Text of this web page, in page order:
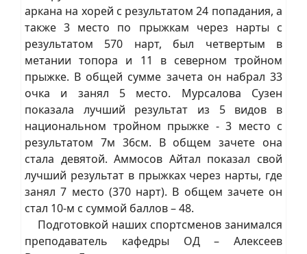
аркана на хорей с результатом 24 попадания, а
также 3 место по прыжкам через нарты с
результатом 570 нарт, был четвертым в
метании топора и 11 в северном тройном
прыжке. В общей сумме зачета он набрал 33
очка и занял 5 место. Мурсалова Сузен
показала лучший результат из 5 видов в
национальном тройном прыжке - 3 место с
результатом 7м 36см. В общем зачете она
стала девятой. Аммосов Айтал показал свой
лучший результат в прыжках через нарты, где
занял 7 место (370 нарт). В общем зачете он
стал 10-м с суммой баллов – 48.
Подготовкой наших спортсменов занимался
преподаватель кафедры ОД – Алексеев